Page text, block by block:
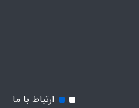
ارتباط با ما